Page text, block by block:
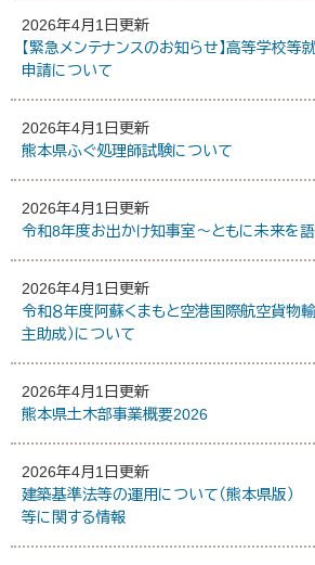
2026年4月1日更新
【緊急メンテナンスのお知らせ】高等学校等
申請について
2026年4月1日更新
熊本県ふぐ処理師試験について
2026年4月1日更新
令和8年度お出かけ知事室～ともに未来を
2026年4月1日更新
令和８年度阿蘇くまもと空港国際航空貨物輸
主助成）について
2026年4月1日更新
熊本県土木部事業概要2026
2026年4月1日更新
建築基準法等の運用について（
等に関する情報